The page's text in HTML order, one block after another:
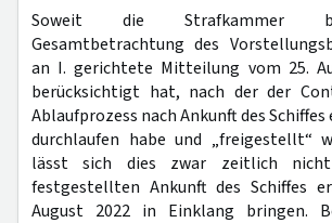
Soweit die Strafkammer
Gesamtbetrachtung des
an I. gerichtete Mitteilung vom 25.
berücksichtigt hat, nach der der
Ablaufprozess nach Ankunft des
durchlaufen habe und „freigestellt“
lässt sich dies zwar zeitlich
festgestellten Ankunft des Schiffes
August 2022 in Einklang bringen.